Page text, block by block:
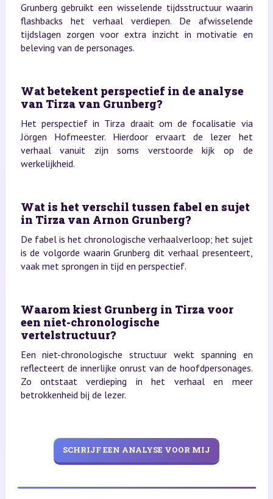
Grunberg gebruikt een wisselende tijdsstructuur waarin
flashbacks het verhaal verdiepen. De afwisselende
tijdslagen zorgen voor extra inzicht in motivatie en
beleving van de personages.
Wat betekent perspectief in de analyse
van Tirza van Grunberg?
Het perspectief in Tirza draait om de focalisatie via
Jörgen Hofmeester. Hierdoor ervaart de lezer het
verhaal vanuit zijn soms verstoorde kijk op de
werkelijkheid.
Wat is het verschil tussen fabel en sujet
in Tirza van Arnon Grunberg?
De fabel is het chronologische verhaalverloop; het sujet
is de volgorde waarin Grunberg dit verhaal presenteert,
vaak met sprongen in tijd en perspectief.
Waarom kiest Grunberg in Tirza voor
een niet-chronologische
vertelstructuur?
Een niet-chronologische structuur wekt spanning en
reflecteert de innerlijke onrust van de hoofdpersonages.
Zo ontstaat verdieping in het verhaal en meer
betrokkenheid bij de lezer.
SCHRIJF EEN ANALYSE VOOR MIJ